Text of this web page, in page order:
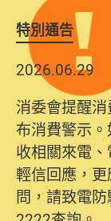
特別通告
2026.06.29
消委會提醒
布消費警示
收相關來電
輕信回應，
問，請致電